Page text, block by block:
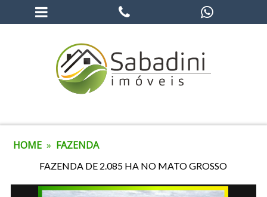
HOME » FAZENDA
FAZENDA DE 2.085 HA NO MATO GROSSO